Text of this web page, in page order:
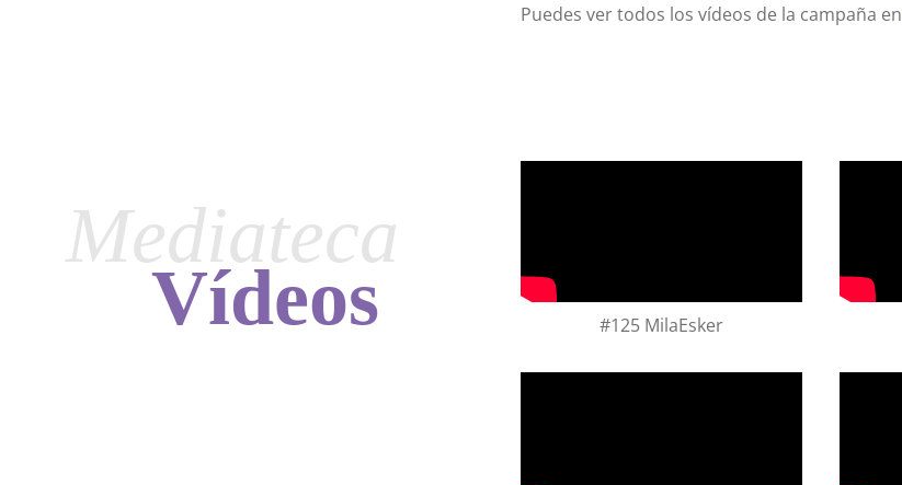
Puedes ver todos los vídeos de la campaña en
Mediateca
Vídeos #125 MilaEsker